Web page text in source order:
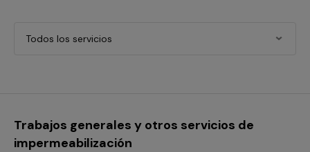
Todos los servicios
Trabajos generales y otros servicios de
impermeabilización